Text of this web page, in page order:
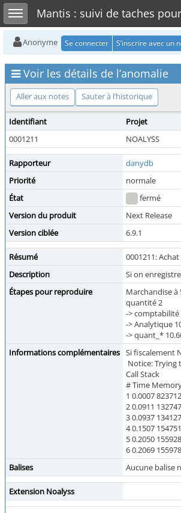
Toggle sidebarMantis : suivi de taches
Anonyme Se connecter S’inscrire avec un
Voir les détails de l’anomalie
Aller aux notes Sauter à l’historique
Identifiant Projet
0001211
NOALYSS
Rapporteur danydb
Priorité
normale
État
fermé
Version du produit
Next Release
Version ciblée
6.9.1
Résumé
0001211:
Description
Si on
Étapes pour reproduire
Marchandise à
quantité 2
-> comptabilité
-> Analytique
-> quant_*
Informations complémentaires Si fiscalement
Notice: Trying
Call Stack
# Time
1 0.0007
2 0.0911
3 0.0937
4 0.1507
5 0.2050
6 0.2069
Balises
Aucune balise
Extension Noalyss